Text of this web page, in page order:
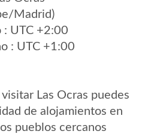
Madrid)
: UTC +2:00
: UTC +1:00
Las Ocras puedes
de alojamientos en
pueblos cercanos